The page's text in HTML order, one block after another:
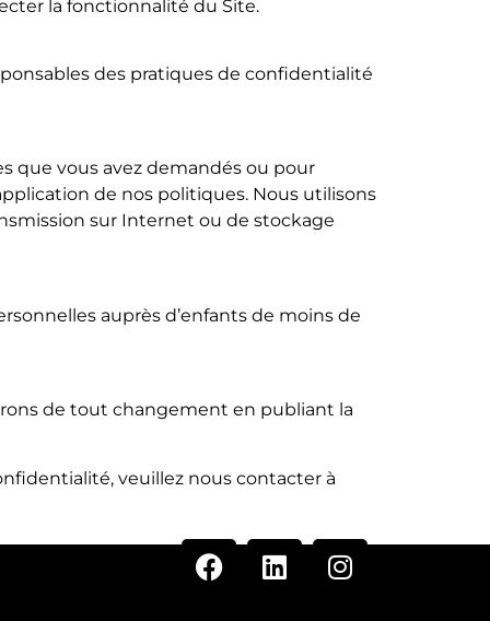
la fonctionnalité du Site.
des pratiques de confidentialité
que vous avez demandés ou pour
de nos politiques. Nous utilisons
sur Internet ou de stockage
auprès d’enfants de moins de
de tout changement en publiant la
veuillez nous contacter à